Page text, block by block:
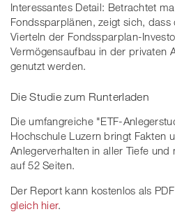
Interessantes Detail: Betrachtet
Fondssparplänen, zeigt sich,
Vierteln der Fondssparplan-
Vermögensaufbau in der privaten
genutzt werden.
Die Studie zum Runterladen
Die umfangreiche "ETF-
Hochschule Luzern bringt Fakten
Anlegerverhalten in aller Tiefe
auf 52 Seiten.
Der Report kann kostenlos als
gleich hier.